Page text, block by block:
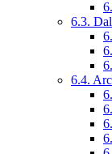
6.3.
6.4.